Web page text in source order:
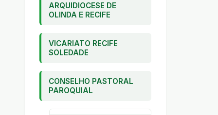
ARQUIDIOCESE DE
OLINDA E RECIFE
VICARIATO RECIFE
SOLEDADE
CONSELHO PASTORAL
PAROQUIAL